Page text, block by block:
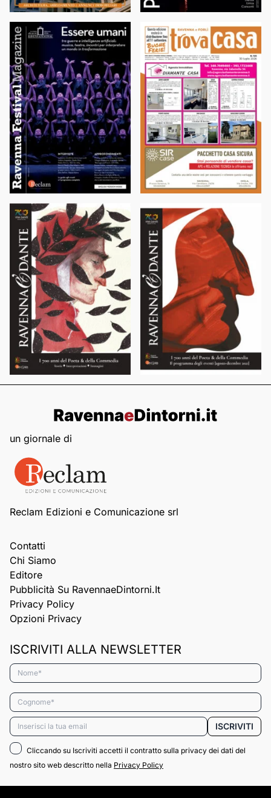
un giornale di
Reclam Edizioni e Comunicazione srl
Contatti
Chi Siamo
Editore
Pubblicità Su RavennaeDintorni.it
Privacy Policy
Opzioni Privacy
ISCRIVITI ALLA NEWSLETTER
Nome*
Cognome*
Email* ISCRIVITI
Cliccando su Iscriviti accetti il contratto sulla privacy dei dati del
nostro sito web descritto nella Privacy Policy